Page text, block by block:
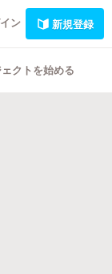
ン 新規登録
クトを始める